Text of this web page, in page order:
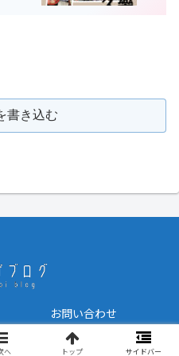
書き込む
お問い合わせ
びブログ.
へ トップ サイドバー